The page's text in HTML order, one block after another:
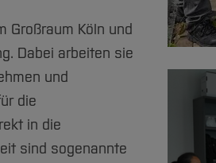
Großraum Köln und
Dabei arbeiten sie
und
die
in die
sind sogenannte